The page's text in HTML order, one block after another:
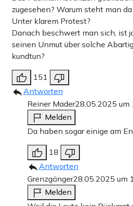
zugesehen? Warum steht man
Unter klarem Protest?
Danach beschwert man sich, ist
seinen Unmut über solche
kundtun?
151
Antworten
Reiner Mader28.05.2025 um
Melden
Da haben sogar einige am
18
Antworten
Grenzgänger28.05.2025 um
Melden